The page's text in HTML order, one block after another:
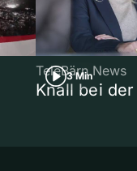
3 Min
TeleBärn News
Knall bei